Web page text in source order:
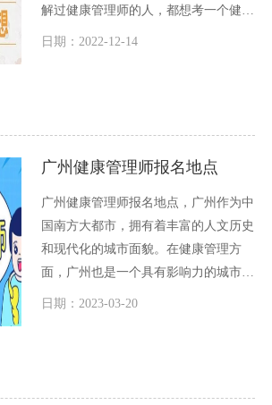
解过健康管理师的人，都想考一个健康
管理师证。问题是很多人不知道如何报
日期：2022-12-14
广州健康管理师报名地点
广州健康管理师报名地点，广州作为中
国南方大都市，拥有着丰富的人文历史
和现代化的城市面貌。在健康管理方
面，广州也是一个具有影响力的城市，
拥有许多健康管理师报名地点，供人们
日期：2023-03-20